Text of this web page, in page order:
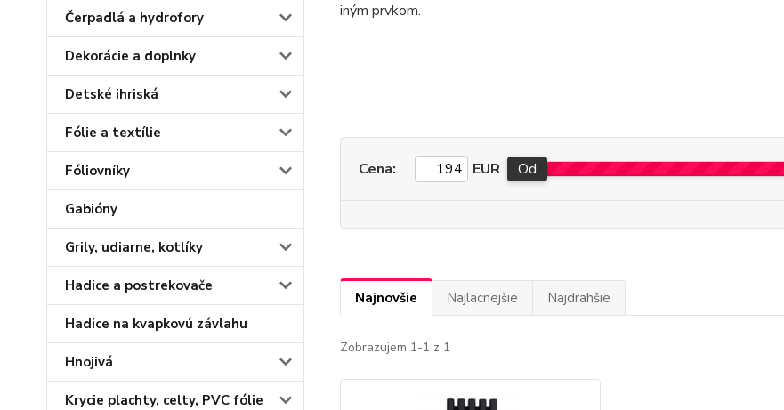
Čerpadlá a hydrofory
Dekorácie a doplnky
Detské ihriská
Fólie a textílie
Fóliovníky
Gabióny
Grily, udiarne, kotlíky
Hadice a postrekovače
Hadice na kvapkovú závlahu
Hnojivá
Krycie plachty, celty, PVC fólie
iným prvkom.
Cena: EUR Od
Najnovšie Najlacnejšie Najdrahšie
Zobrazujem 1-1 z 1